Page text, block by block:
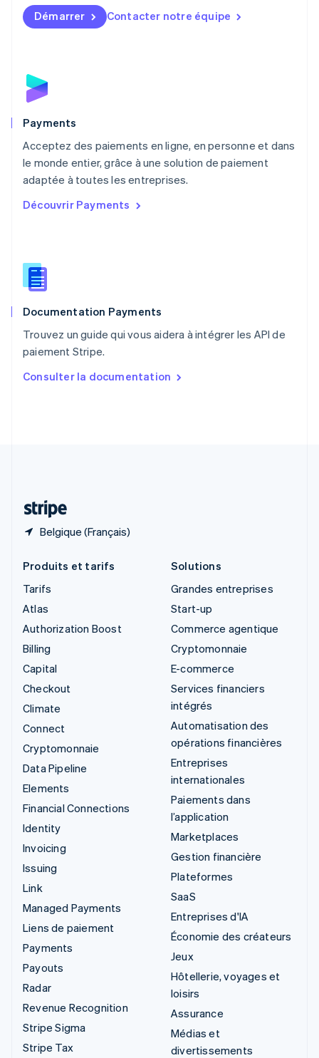
Démarrer Contacter notre équipe
Payments
Acceptez des paiements en ligne, en personne et dans
le monde entier, grâce à une solution de paiement
adaptée à toutes les entreprises.
Découvrir Payments
Documentation Payments
Trouvez un guide qui vous aidera à intégrer les API de
paiement Stripe.
Consulter la documentation
Belgique (Français)
English简体中文
Malte
Norvège
English
English
NederlandsEnglish
Pologne
English
PortuguêsEnglish
English
Roumanie
Royaume-Uni
Singapour
English 简体中文
English
Produits et tarifs
Tarifs
Atlas
Authorization Boost
Billing
Capital
Checkout
Climate
Connect
Cryptomonnaie
Data Pipeline
Elements
Financial Connections
Identity
Invoicing
Issuing
Link
Managed Payments
Liens de paiement
Payments
Payouts
Radar
Revenue Recognition
Stripe Sigma
Stripe Tax
Solutions
Grandes entreprises
Start-up
Commerce agentique
Cryptomonnaie
E-commerce
Services financiers
intégrés
Automatisation des
opérations financières
Entreprises
internationales
Paiements dans
l’application
Marketplaces
Gestion financière
Plateformes
SaaS
Entreprises d'IA
Économie des créateurs
Jeux
Hôtellerie, voyages et
loisirs
Assurance
Médias et
divertissements